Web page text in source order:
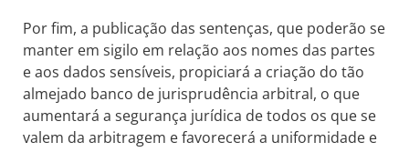
Por fim, a publicação das sentenças, que poderão se
manter em sigilo em relação aos nomes das partes
e aos dados sensíveis, propiciará a criação do tão
almejado banco de jurisprudência arbitral, o que
aumentará a segurança jurídica de todos os que se
valem da arbitragem e favorecerá a uniformidade e